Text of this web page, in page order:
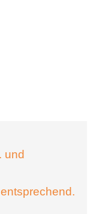
und